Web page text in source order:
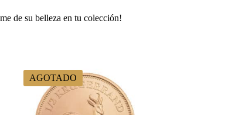
de su belleza en tu colección!
AGOTADO